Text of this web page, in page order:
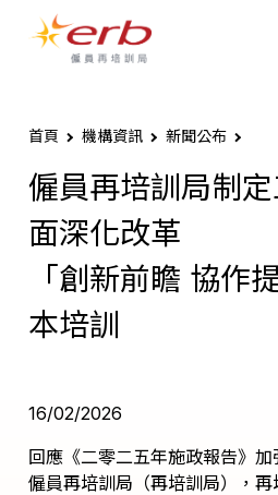
跳轉至主要內容
首頁 機構資訊 新聞公布
僱員再培訓局制
面深化改革
「創新前瞻 協作
本培訓
16/02/2026
回應《二零二五年施政報告》
僱員再培訓局（再培訓局），